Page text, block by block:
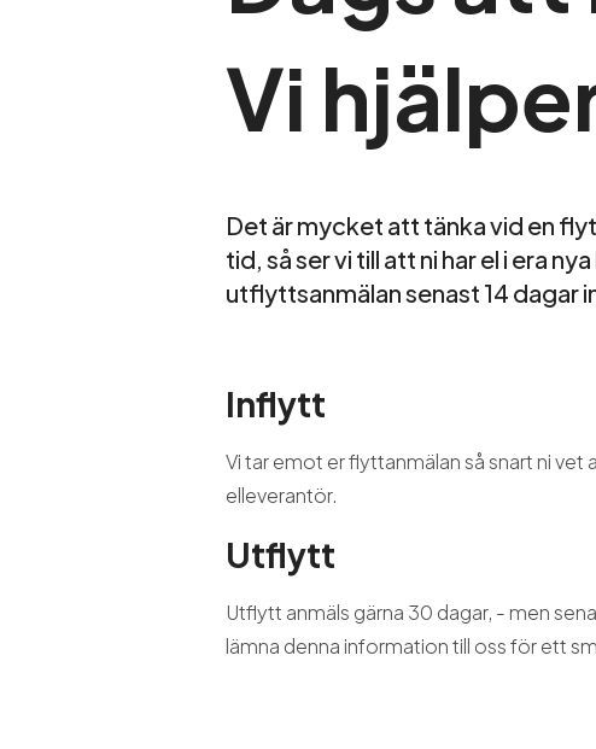
Vi
Det är mycket att tänka vid en
tid, så ser vi till att ni har el i era
utflyttsanmälan senast 14
Inflytt
Vi tar emot er flyttanmälan så snart ni vet
elleverantör.
Utflytt
Utflytt anmäls gärna 30 dagar, - men
lämna denna information till oss för ett